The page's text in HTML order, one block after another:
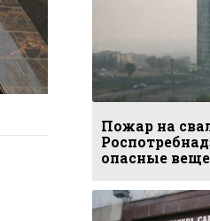
Пожар на
опасные